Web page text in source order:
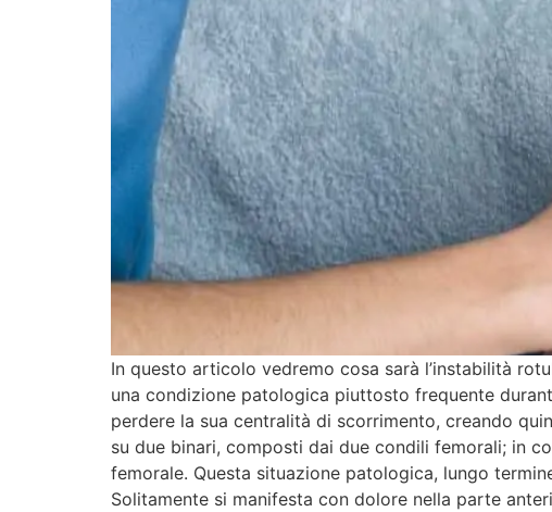
In questo articolo vedremo cosa sarà l’instabilità
una condizione patologica piuttosto frequente
perdere la sua centralità di scorrimento, creando
su due binari, composti dai due condili femorali; in
femorale. Questa situazione patologica, lungo
Solitamente si manifesta con dolore nella parte